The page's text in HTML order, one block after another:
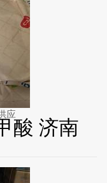
货供应
酸 济南